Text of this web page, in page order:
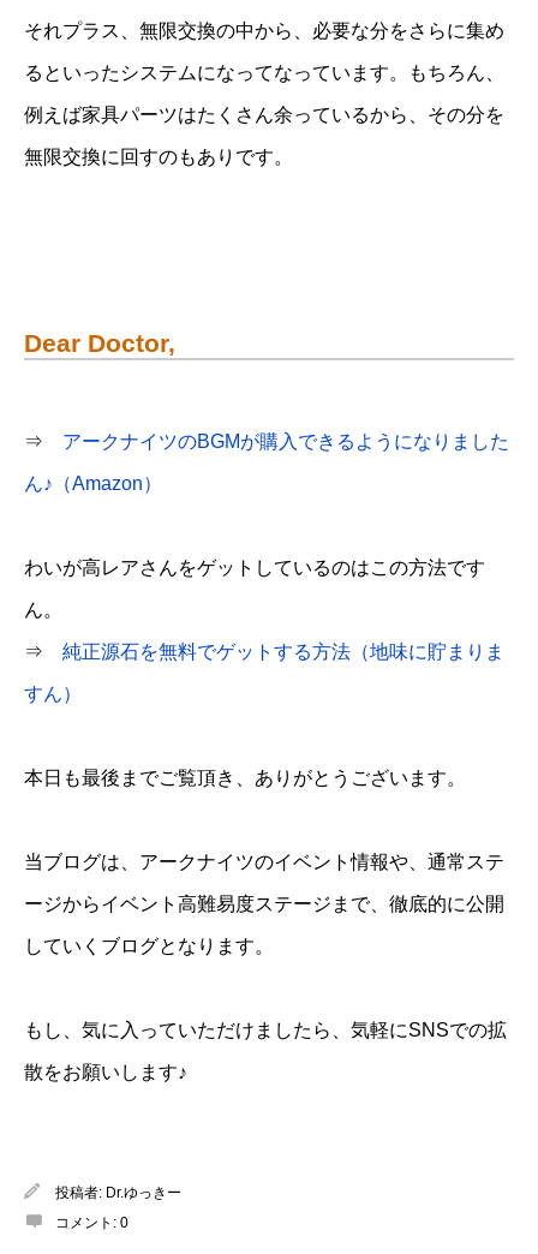
それプラス、無限交換の中から、必要な分をさらに集め
るといったシステムになってなっています。もちろん、
例えば家具パーツはたくさん余っているから、その分を
無限交換に回すのもありです。
Dear Doctor,
⇒ アークナイツのBGMが購入できるようになりました
ん♪（Amazon）
わいが高レアさんをゲットしているのはこの方法です
ん。
⇒ 純正源石を無料でゲットする方法（地味に貯まりま
すん）
本日も最後までご覧頂き、ありがとうございます。
当ブログは、アークナイツのイベント情報や、通常ステ
ージからイベント高難易度ステージまで、徹底的に公開
していくブログとなります。
もし、気に入っていただけましたら、気軽にSNSでの拡
散をお願いします♪
投稿者: Dr.ゆっきー
コメント: 0